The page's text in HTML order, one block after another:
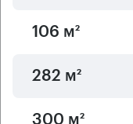
106 м²
282 м²
300 м²